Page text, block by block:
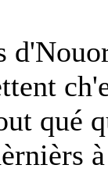
qué